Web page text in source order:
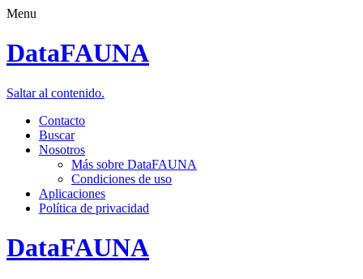
Menu
DataFAUNA
Saltar al contenido.
Contacto
Buscar
Nosotros
Más sobre DataFAUNA
Condiciones de uso
Aplicaciones
Política de privacidad
DataFAUNA